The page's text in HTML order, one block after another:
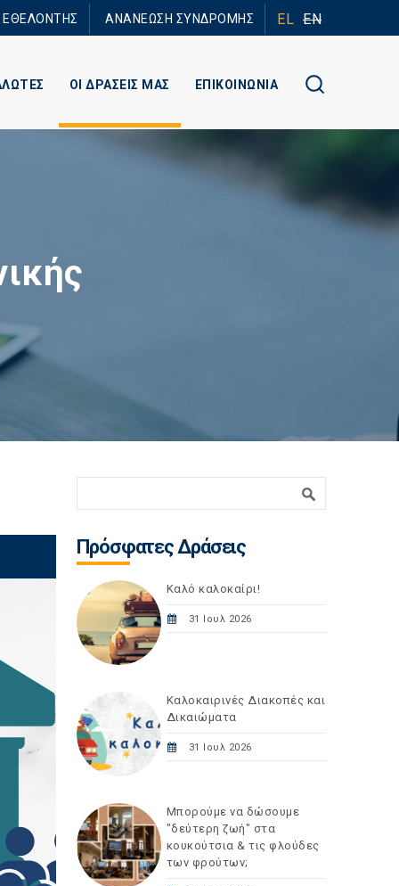
ΕΘΕΛΟΝΤΗΣ ΑΝΑΝΕΩΣΗ ΣΥΝΔΡΟΜΗΣ EL EN
ΟΙ ΔΡΑΣΕΙΣ ΜΑΣ ΕΠΙΚΟΙΝΩΝΙΑ
Πρόσφατες Δράσεις
Καλό καλοκαίρι!
31 Ιουλ 2026
Καλοκαιρινές Διακοπές και
Δικαιώματα
31 Ιουλ 2026
Μπορούμε να δώσουμε
"δεύτερη ζωή" στα
κουκούτσια & τις φλούδες
των φρούτων;